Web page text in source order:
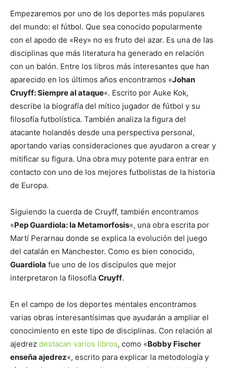
Empezaremos por uno de los deportes más populares
del mundo: el fútbol. Que sea conocido popularmente
con el apodo de «Rey» no es fruto del azar. Es una de las
disciplinas que más literatura ha generado en relación
con un balón. Entre los libros más interesantes que han
aparecido en los últimos años encontramos «Johan
Cruyff: Siempre al ataque«. Escrito por Auke Kok,
describe la biografía del mítico jugador de fútbol y su
filosofía futbolística. También analiza la figura del
atacante holandés desde una perspectiva personal,
aportando varias consideraciones que ayudaron a crear y
mitificar su figura. Una obra muy potente para entrar en
contacto con uno de los mejores futbolistas de la historia
de Europa.
Siguiendo la cuerda de Cruyff, también encontramos
«Pep Guardiola: la Metamorfosis«, una obra escrita por
Martí Perarnau donde se explica la evolución del juego
del catalán en Manchester. Como es bien conocido,
Guardiola fue uno de los discípulos que mejor
interpretaron la filosofía Cruyff.
En el campo de los deportes mentales encontramos
varias obras interesantísimas que ayudarán a ampliar el
conocimiento en este tipo de disciplinas. Con relación al
ajedrez destacan varios libros, como «Bobby Fischer
enseña ajedrez«, escrito para explicar la metodología y